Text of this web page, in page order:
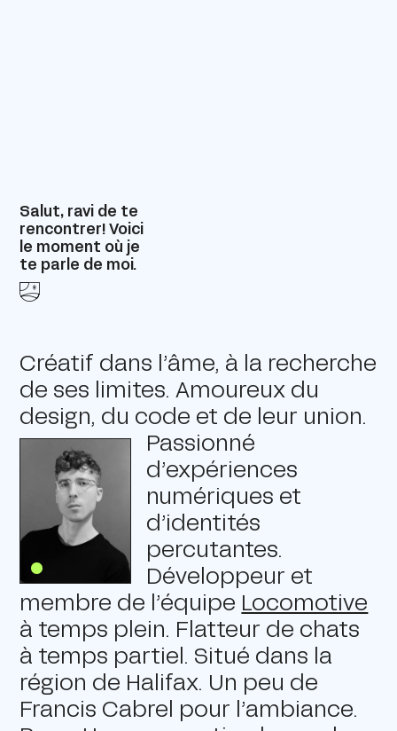
Salut, ravi de te
rencontrer! Voici
le moment où je
te parle de moi.
🌄
Créatif dans l’âme, à la recherche
de ses limites. Amoureux du
design, du code et de leur union.
Passionné
d’expériences
numériques et
d’identités
percutantes.
Développeur et
membre de l’équipe Locomotive
à temps plein. Flatteur de chats
à temps partiel. Situé dans la
région de Halifax. Un peu de
Francis Cabrel pour l’ambiance.